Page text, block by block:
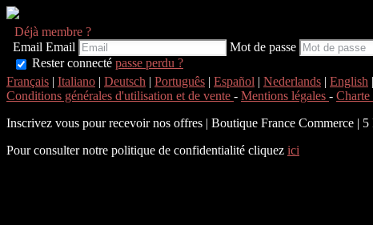
Déjà membre ?
Email Email Mot de passe
Rester connecté passe perdu ?
Français | Italiano | Deutsch | Português | Español | Nederlands | English |
Conditions générales d'utilisation et de vente - Mentions légales - Charte
Inscrivez vous pour recevoir nos offres | Boutique France Commerce |
Pour consulter notre politique de confidentialité cliquez ici